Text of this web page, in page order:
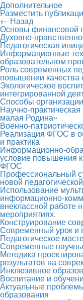
Дополнительное
Разместить
← Назад
Основы финансовой
Духовно-
Педагогическая
Информационные
образовательном
Роль современных
повышении качества
Экологическое
интегрированной
Способы
Научно-
малая Родина»
Военно-
Реализация ФГОС в
и практика
Информационно-
условие повышения
ФГОС
Профессиональный
новой
Использование
информационно-
внеклассной работе
мероприятиях.
Конструирование
Современный урок и
Педагогическое
Современные
Методика
результатов на
Инклюзивное
Воспитание и
Актуальные
образования